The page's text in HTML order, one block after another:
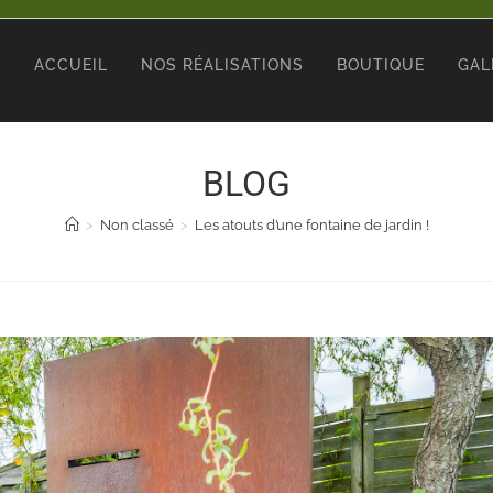
ACCUEIL NOS RÉALISATIONS BOUTIQUE
BLOG
> Non classé > Les atouts d’une fontaine de jardin !